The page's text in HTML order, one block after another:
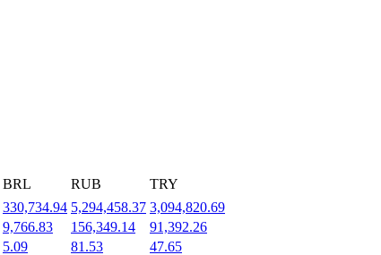
BRL RUB
TRY
330,734.94 5,294,458.37 3,094,820.69
9,766.83 156,349.14
91,392.26
5.09 81.53
47.65